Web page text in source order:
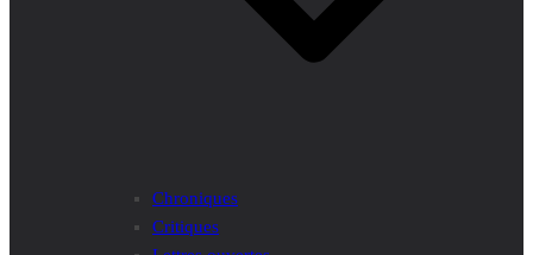
Chroniques
Critiques